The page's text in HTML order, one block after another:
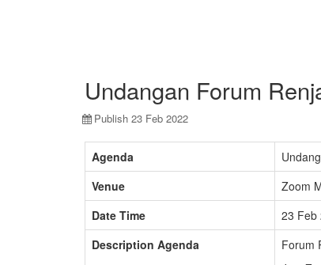
Undangan Forum
Publish 23 Feb 2022
Agenda
Venue
Zoom
Date Time
23 Feb
Description Agenda
Forum